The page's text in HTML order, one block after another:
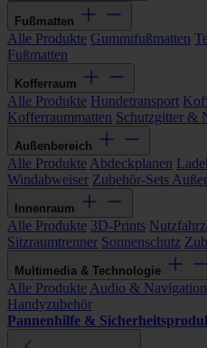
Fußmatten
Alle Produkte Gummifußmatten
Fußmatten
Kofferraum
Alle Produkte Hundetransport
Kofferraummatten Schutzgitter &
Außenbereich
Alle Produkte Abdeckplanen
Windabweiser Zubehör-Sets
Innenraum
Alle Produkte 3D-Prints
Sitzraumtrenner Sonnenschutz
Multimedia & Technologie
Alle Produkte Audio & Navigation
Handyzubehör
Pannenhilfe &